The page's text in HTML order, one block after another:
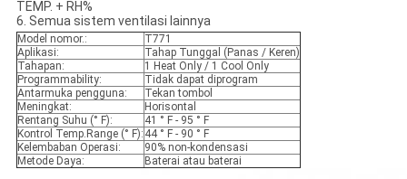
TEMP. + RH%
6. Semua sistem ventilasi lainnya
Model nomor.:
T771
Aplikasi:
Tahap Tunggal (Panas / Keren)
Tahapan:
1 Heat Only / 1 Cool Only
Programmability:
Tidak dapat diprogram
Antarmuka pengguna:
Tekan tombol
Meningkat:
Horisontal
Rentang Suhu (° F):
41 ° F - 95 ° F
Kontrol Temp.Range (° F): 44 ° F - 90 ° F
Kelembaban Operasi:
90% non-kondensasi
Metode Daya:
Baterai atau baterai